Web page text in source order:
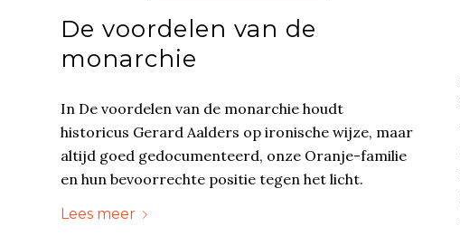
De voordelen van de
monarchie
In De voordelen van de monarchie houdt
historicus Gerard Aalders op ironische wijze, maar
altijd goed gedocumenteerd, onze Oranje-familie
en hun bevoorrechte positie tegen het licht.
Lees meer